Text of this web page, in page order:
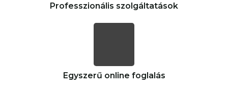
Professzionális szolgáltatások
Egyszerű online foglalás